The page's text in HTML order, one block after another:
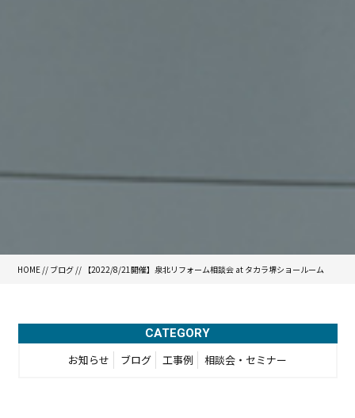
HOME // ブログ // 【2022/8/21開催】泉北リフォーム相談会 at タカラ堺ショールーム
CATEGORY
お知らせ ブログ 工事例 相談会・セミナー